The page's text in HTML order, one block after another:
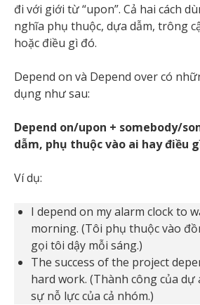
đi với giới từ “upon”. Cả hai cách
nghĩa phụ thuộc, dựa dẫm, trông
hoặc điều gì đó.
Depend on và Depend over có
dụng như sau:
Depend on/upon + somebody/
dẫm, phụ thuộc vào ai hay điều
Ví dụ:
I depend on my alarm clock to
morning. (Tôi phụ thuộc vào
gọi tôi dậy mỗi sáng.)
The success of the project
hard work. (Thành công của dự
sự nỗ lực của cả nhóm.)